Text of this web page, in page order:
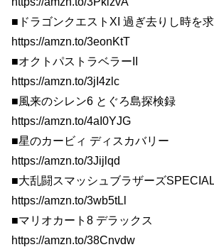
■ドラゴンクエストXI 過ぎ去りし時を
https://amzn.to/3eonKtT
■オクトパストラベラーII
https://amzn.to/3jI4zlc
■風来のシレン6 とぐろ島探検録
https://amzn.to/4aI0YJG
■星のカービィ ディスカバリー
https://amzn.to/3Jijlqd
■大乱闘スマッシュブラザーズSPECIAL
https://amzn.to/3wb5tLl
■マリオカート8 デラックス
https://amzn.to/38Cnvdw